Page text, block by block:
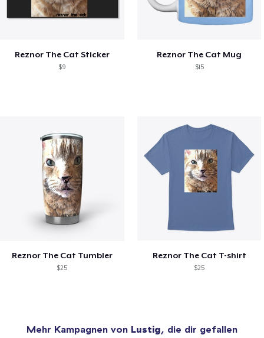
Reznor The Cat Sticker
$9
Reznor The Cat Mug
$15
Reznor The Cat Tumbler
$25
Reznor The Cat T-shirt
$25
Mehr Kampagnen von Lustig, die dir gefallen